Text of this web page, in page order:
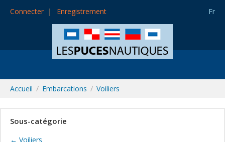
Connecter Enregistrement Fr
Accueil Embarcations Voiliers
Sous-catégorie
← Voiliers